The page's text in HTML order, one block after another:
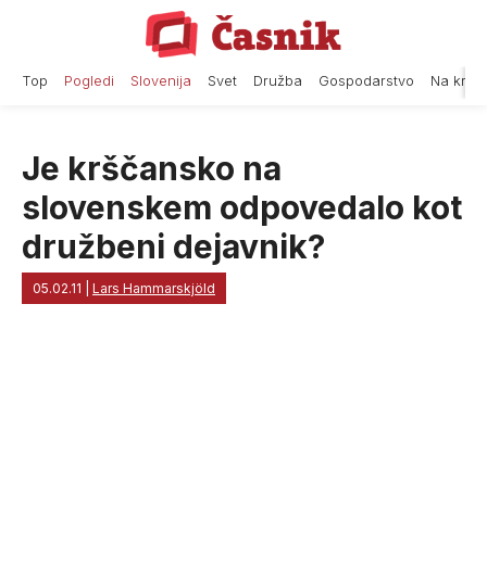
Top Pogledi Slovenija Svet Družba Gospodarstvo Na
Je krščansko na
slovenskem odpovedalo kot
družbeni dejavnik?
05.02.11 Lars Hammarskjöld